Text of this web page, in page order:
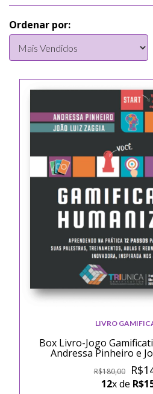
Ordenar por:
LIVRO
Box Livro-Jogo
Andressa Pinheiro e
R$180,00
12x de